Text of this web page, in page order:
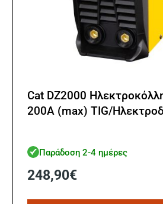
Cat DZ2000
200A (max) TIG/
Παράδοση 2-4 ημέρες
248,90€